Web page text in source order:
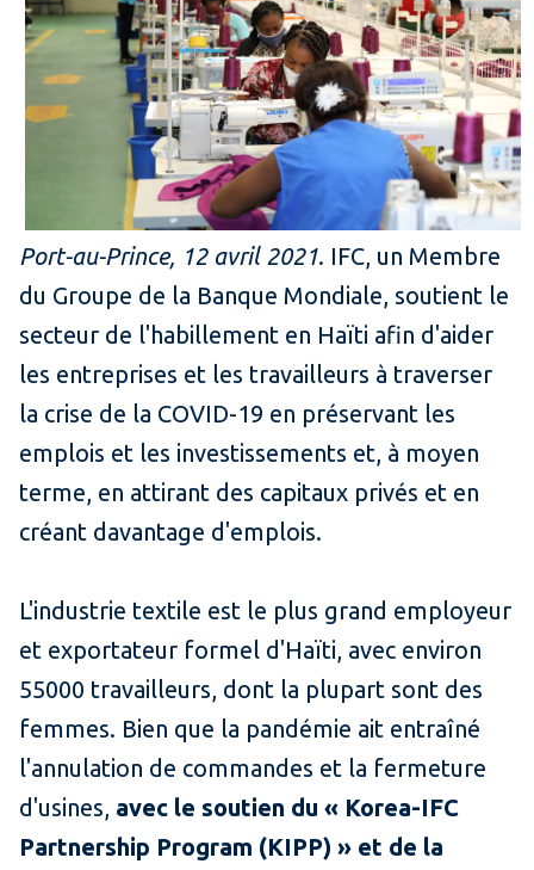
Port-au-Prince, 12 avril 2021. IFC, un Membre
du Groupe de la Banque Mondiale, soutient le
secteur de l'habillement en Haïti afin d'aider
les entreprises et les travailleurs à traverser
la crise de la COVID-19 en préservant les
emplois et les investissements et, à moyen
terme, en attirant des capitaux privés et en
créant davantage d'emplois.
L'industrie textile est le plus grand employeur
et exportateur formel d'Haïti, avec environ
55000 travailleurs, dont la plupart sont des
femmes. Bien que la pandémie ait entraîné
l'annulation de commandes et la fermeture
d'usines, avec le soutien du « Korea-IFC
Partnership Program (KIPP) » et de la